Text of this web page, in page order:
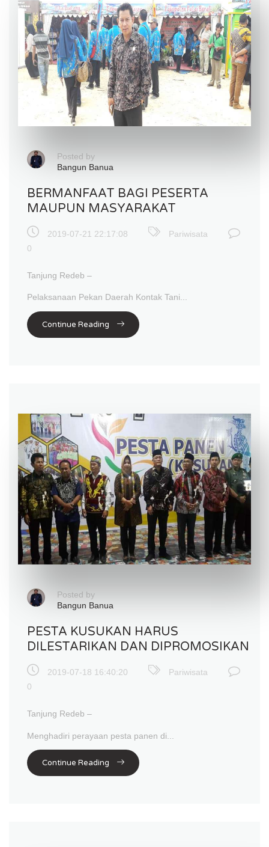
Posted by
Bangun Banua
BERMANFAAT BAGI PESERTA
MAUPUN MASYARAKAT
2019-07-21 22:17:08
Pariwisata
0
Tanjung Redeb –
Pelaksanaan Pekan Daerah Kontak Tani...
Continue Reading
Posted by
Bangun Banua
PESTA KUSUKAN HARUS
DILESTARIKAN DAN DIPROMOSIKAN
2019-07-18 16:40:20
Pariwisata
0
Tanjung Redeb –
Menghadiri perayaan pesta panen di...
Continue Reading